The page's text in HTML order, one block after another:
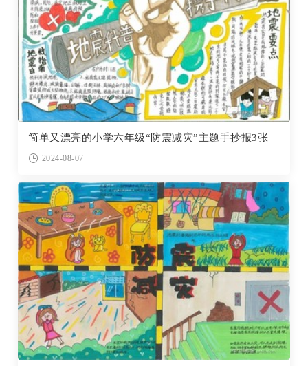
简单又漂亮的小学六年级“防震减灾”主题手抄报3张
2024-08-07